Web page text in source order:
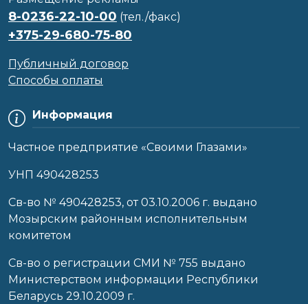
Информация
Частное предприятие «Своими Глазами»
УНП 490428253
Cв-во № 490428253, от 03.10.2006 г. выдано
Мозырским районным исполнительным
комитетом
Св-во о регистрации СМИ № 755 выдано
Министерством информации Республики
Беларусь 29.10.2009 г.
8-0236-22-10-00 (тел./факс)
+375-29-680-75-80
Публичный договор
Способы оплаты